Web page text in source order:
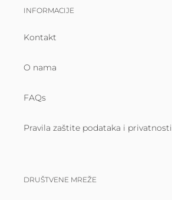
INFORMACIJE
Kontakt
O nama
FAQs
Pravila zaštite podataka i privatnosti
DRUŠTVENE MREŽE